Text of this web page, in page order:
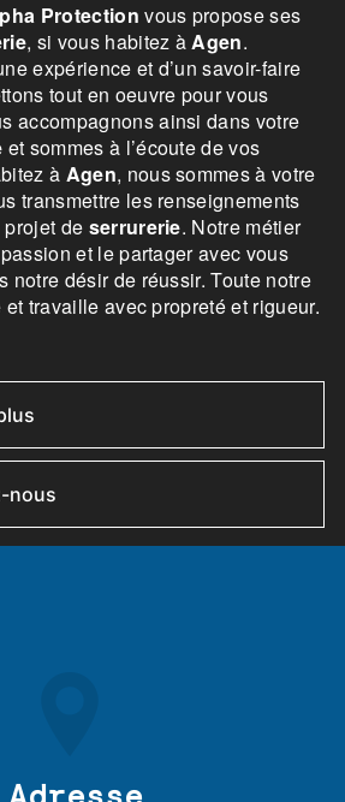
Protection vous propose ses
, si vous habitez àAgen.
expérience et d’un savoir-faire
tout en oeuvre pour vous
accompagnons ainsi dans votre
et sommes à l’écoute de vos
à Agen, nous sommes à votre
transmettre les renseignements
de serrurerie. Notre métier
et le partager avec vous
notre désir de réussir. Toute notre
travaille avec propreté et rigueur.
nous